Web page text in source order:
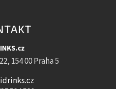
154 00 Praha 5